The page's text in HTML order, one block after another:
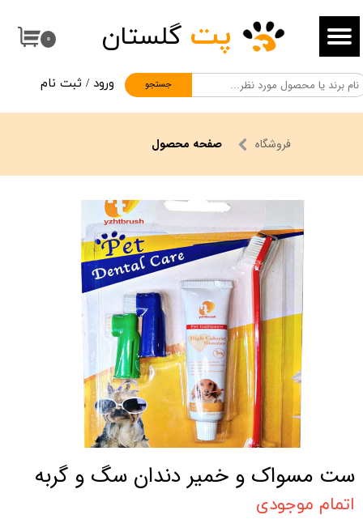
۰
جستجو
پت گلستان
ورود / ثبت نام
حساب کاربری من
تغییر گذر واژه
سفارشات
خروج از حساب کاربری
فروشگاه صفحه محصول
ست مسواک و خمیر دندان سگ و گربه
اتمام موجودی